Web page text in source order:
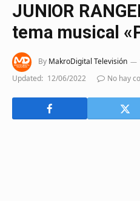
JUNIOR
tema musical
By MakroDigital Televisión
Updated: 12/06/2022 No hay